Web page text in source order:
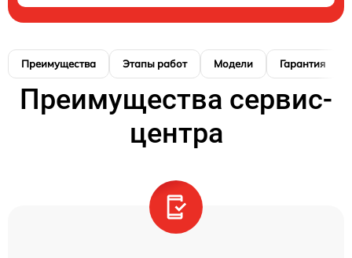
Преимущества Этапы работ Модели Гарантия
Преимущества сервис-
центра